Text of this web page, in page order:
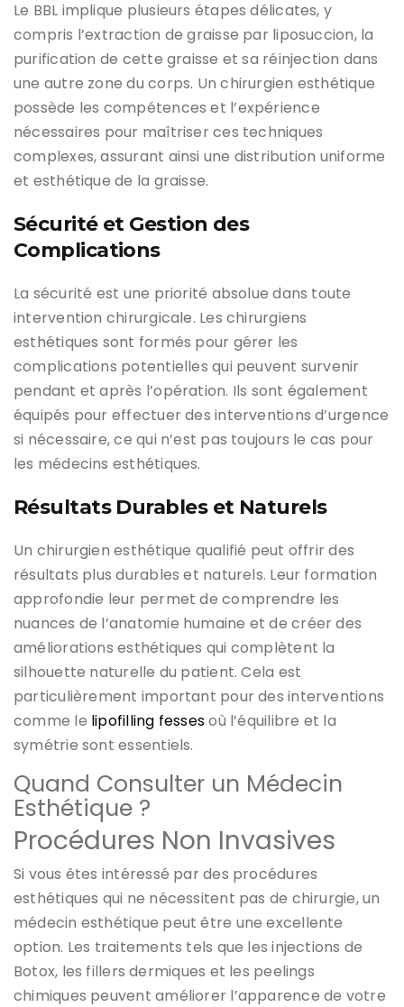
Le BBL implique plusieurs étapes délicates, y
compris l’extraction de graisse par liposuccion, la
purification de cette graisse et sa réinjection dans
une autre zone du corps. Un chirurgien esthétique
possède les compétences et l’expérience
nécessaires pour maîtriser ces techniques
complexes, assurant ainsi une distribution uniforme
et esthétique de la graisse.
Sécurité et Gestion des
Complications
La sécurité est une priorité absolue dans toute
intervention chirurgicale. Les chirurgiens
esthétiques sont formés pour gérer les
complications potentielles qui peuvent survenir
pendant et après l’opération. Ils sont également
équipés pour effectuer des interventions d’urgence
si nécessaire, ce qui n’est pas toujours le cas pour
les médecins esthétiques.
Résultats Durables et Naturels
Un chirurgien esthétique qualifié peut offrir des
résultats plus durables et naturels. Leur formation
approfondie leur permet de comprendre les
nuances de l’anatomie humaine et de créer des
améliorations esthétiques qui complètent la
silhouette naturelle du patient. Cela est
particulièrement important pour des interventions
comme le lipofilling fessesoù l’équilibre et la
symétrie sont essentiels.
Quand Consulter un Médecin
Esthétique ?
Procédures Non Invasives
Si vous êtes intéressé par des procédures
esthétiques qui ne nécessitent pas de chirurgie, un
médecin esthétique peut être une excellente
option. Les traitements tels que les injections de
Botox, les fillers dermiques et les peelings
chimiques peuvent améliorer l’apparence de votre